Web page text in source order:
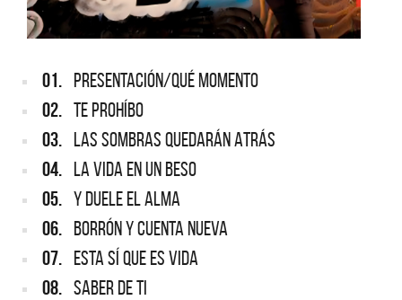
01. PRESENTACIÓN/QUÉ MOMENTO
02. TE PROHÍBO
03. LAS SOMBRAS QUEDARÁN ATRÁS
04. LA VIDA EN UN BESO
05. Y DUELE EL ALMA
06. BORRÓN Y CUENTA NUEVA
07. ESTA SÍ QUE ES VIDA
08. SABER DE TI